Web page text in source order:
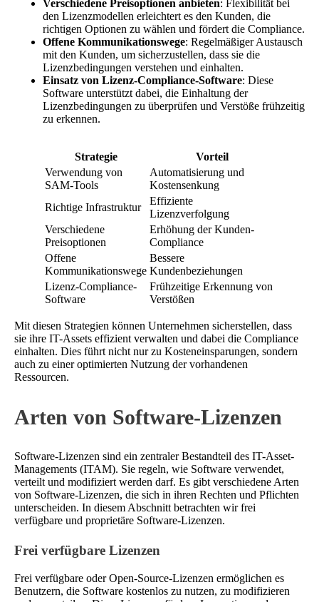
Verschiedene Preisoptionen anbieten: Flexibilität bei
den Lizenzmodellen erleichtert es den Kunden, die
richtigen Optionen zu wählen und fördert die Compliance.
Offene Kommunikationswege: Regelmäßiger Austausch
mit den Kunden, um sicherzustellen, dass sie die
Lizenzbedingungen verstehen und einhalten.
Einsatz von Lizenz-Compliance-Software: Diese
Software unterstützt dabei, die Einhaltung der
Lizenzbedingungen zu überprüfen und Verstöße frühzeitig
zu erkennen.
Strategie
Vorteil
Verwendung von
SAM-Tools
Automatisierung und
Kostensenkung
Richtige Infrastruktur
Effiziente
Lizenzverfolgung
Verschiedene
Preisoptionen
Erhöhung der Kunden-
Compliance
Offene
Kommunikationswege
Bessere
Kundenbeziehungen
Lizenz-Compliance-
Software
Frühzeitige Erkennung von
Verstößen
Mit diesen Strategien können Unternehmen sicherstellen, dass
sie ihre IT-Assets effizient verwalten und dabei die Compliance
einhalten. Dies führt nicht nur zu Kosteneinsparungen, sondern
auch zu einer optimierten Nutzung der vorhandenen
Ressourcen.
Arten von Software-Lizenzen
Software-Lizenzen sind ein zentraler Bestandteil des IT-Asset-
Managements (ITAM). Sie regeln, wie Software verwendet,
verteilt und modifiziert werden darf. Es gibt verschiedene Arten
von Software-Lizenzen, die sich in ihren Rechten und Pflichten
unterscheiden. In diesem Abschnitt betrachten wir frei
verfügbare und proprietäre Software-Lizenzen.
Frei verfügbare Lizenzen
Frei verfügbare oder Open-Source-Lizenzen ermöglichen es
Benutzern, die Software kostenlos zu nutzen, zu modifizieren